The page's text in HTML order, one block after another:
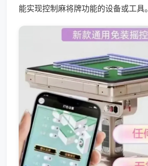
能实现控制麻将牌功能的设备或工具。